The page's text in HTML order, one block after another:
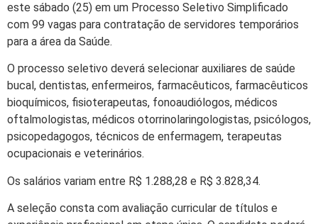
este sábado (25) em um Processo Seletivo Simplificado
com 99 vagas para contratação de servidores temporários
para a área da Saúde.
O processo seletivo deverá selecionar auxiliares de saúde
bucal, dentistas, enfermeiros, farmacêuticos, farmacêuticos
bioquímicos, fisioterapeutas, fonoaudiólogos, médicos
oftalmologistas, médicos otorrinolaringologistas, psicólogos,
psicopedagogos, técnicos de enfermagem, terapeutas
ocupacionais e veterinários.
Os salários variam entre R$ 1.288,28 e R$ 3.828,34.
A seleção consta com avaliação curricular de títulos e